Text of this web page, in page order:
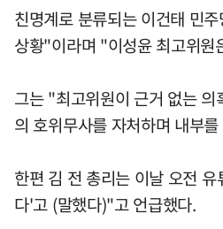
친명계로 분류되는 이건태 민
상황"이라며 "이성윤 최고위원
그는 "최고위원이 근거 없는
의 호위무사를 자처하며 내부
한편 김 전 총리는 이날 오전
다'고 (말했다)"고 언급했다.